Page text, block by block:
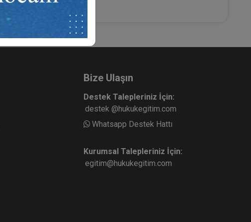
Bize Ulaşın
Destek Talepleriniz İçin:
destek @hukukegitim.com
Whatsapp Destek Hattı
Kurumsal Talepleriniz İçin:
egitim@hukukegitim.com